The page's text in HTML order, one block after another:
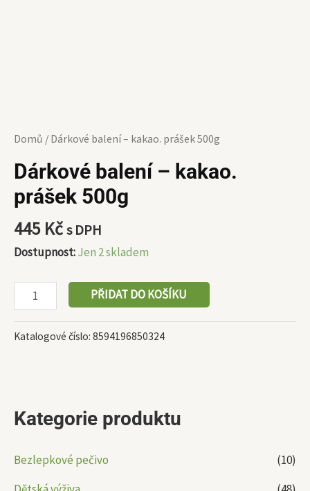
Kategorie produktu
Bezlepkové pečivo
(10)
Domů / Dárkové balení – kakao. prášek 500g
Dárkové balení – kakao.
prášek 500g
445 Kčs DPH
Dostupnost:Jen 2 skladem
PŘIDAT DO KOŠÍKU
Katalogové číslo: 8594196850324